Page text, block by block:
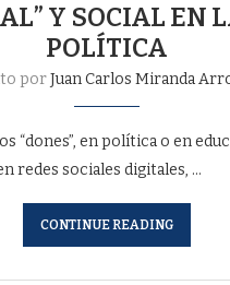
Y SOCIAL EN
POLÍTICA
porJuan Carlos Miranda
“dones”, en política o en
redes sociales digitales, …
CONTINUE READING